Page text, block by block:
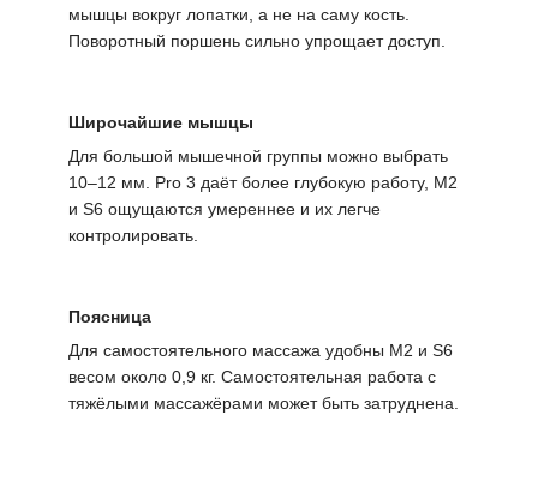
мышцы вокруг лопатки, а не на саму кость.
Поворотный поршень сильно упрощает доступ.
Широчайшие мышцы
Для большой мышечной группы можно выбрать
10–12 мм. Pro 3 даёт более глубокую работу, M2
и S6 ощущаются умереннее и их легче
контролировать.
Поясница
Для самостоятельного массажа удобны M2 и S6
весом около 0,9 кг. Самостоятельная работа с
тяжёлыми массажёрами может быть затруднена.